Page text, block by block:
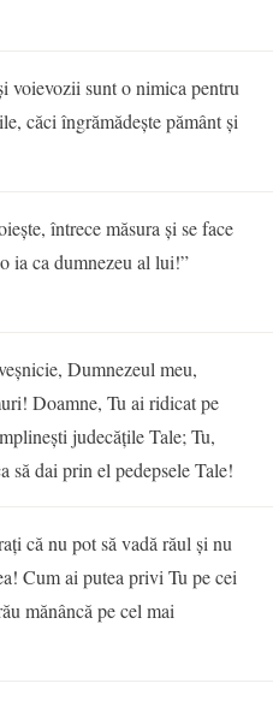
voievozii sunt o nimica pentru
căci îngrămădește pământ și
întrece măsura și se face
ia ca dumnezeu al lui!”
Dumnezeul meu,
Doamne, Tu ai ridicat pe
judecățile Tale; Tu,
să dai prin el pedepsele Tale!
că nu pot să vadă răul și nu
Cum ai putea privi Tu pe cei
mănâncă pe cel mai